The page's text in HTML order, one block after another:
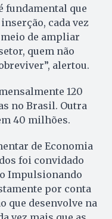
fundamental que
cada vez
de ampliar
quem não
alertou.
120
no Brasil. Outra
40 milhões.
de Economia
foi convidado
Impulsionando
por conta
que desenvolve na